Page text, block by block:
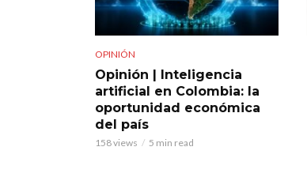
OPINIÓN
Opinión | Inteligencia
artificial en Colombia: la
oportunidad económica
del país
158 views 5 min read